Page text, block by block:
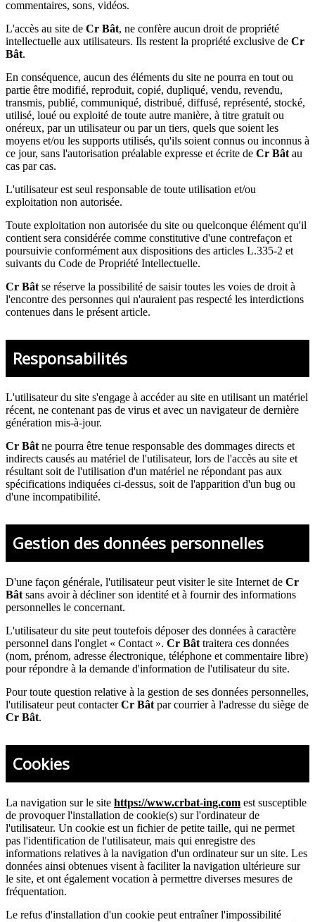
commentaires, sons, vidéos.
L'accès au site de Cr Bât, ne confère aucun droit de propriété
intellectuelle aux utilisateurs. Ils restent la propriété exclusive de Cr
Bât.
En conséquence, aucun des éléments du site ne pourra en tout ou
partie être modifié, reproduit, copié, dupliqué, vendu, revendu,
transmis, publié, communiqué, distribué, diffusé, représenté, stocké,
utilisé, loué ou exploité de toute autre manière, à titre gratuit ou
onéreux, par un utilisateur ou par un tiers, quels que soient les
moyens et/ou les supports utilisés, qu'ils soient connus ou inconnus à
ce jour, sans l'autorisation préalable expresse et écrite de Cr Bât au
cas par cas.
L'utilisateur est seul responsable de toute utilisation et/ou
exploitation non autorisée.
Toute exploitation non autorisée du site ou quelconque élément qu'il
contient sera considérée comme constitutive d'une contrefaçon et
poursuivie conformément aux dispositions des articles L.335-2 et
suivants du Code de Propriété Intellectuelle.
Cr Bât se réserve la possibilité de saisir toutes les voies de droit à
l'encontre des personnes qui n'auraient pas respecté les interdictions
contenues dans le présent article.
Responsabilités
L'utilisateur du site s'engage à accéder au site en utilisant un matériel
récent, ne contenant pas de virus et avec un navigateur de dernière
génération mis-à-jour.
Cr Bât ne pourra être tenue responsable des dommages directs et
indirects causés au matériel de l'utilisateur, lors de l'accès au site et
résultant soit de l'utilisation d'un matériel ne répondant pas aux
spécifications indiquées ci-dessus, soit de l'apparition d'un bug ou
d'une incompatibilité.
Gestion des données personnelles
D'une façon générale, l'utilisateur peut visiter le site Internet de Cr
Bât sans avoir à décliner son identité et à fournir des informations
personnelles le concernant.
L'utilisateur du site peut toutefois déposer des données à caractère
personnel dans l'onglet « Contact ». Cr Bât traitera ces données
(nom, prénom, adresse électronique, téléphone et commentaire libre)
pour répondre à la demande d'information de l'utilisateur du site.
Pour toute question relative à la gestion de ses données personnelles,
l'utilisateur peut contacterCr Bât par courrier à l'adresse du siège de
Cr Bât.
Cookies
La navigation sur le site https://www.crbat-ing.com est susceptible
de provoquer l'installation de cookie(s) sur l'ordinateur de
l'utilisateur. Un cookie est un fichier de petite taille, qui ne permet
pas l'identification de l'utilisateur, mais qui enregistre des
informations relatives à la navigation d'un ordinateur sur un site. Les
données ainsi obtenues visent à faciliter la navigation ultérieure sur
le site, et ont également vocation à permettre diverses mesures de
fréquentation.
Le refus d'installation d'un cookie peut entraîner l'impossibilité